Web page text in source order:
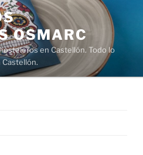
OSMARC
en Castellón. Todo lo